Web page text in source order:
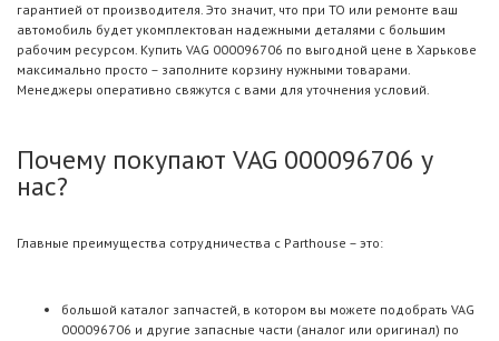
гарантией от производителя. Это значит, что при ТО или ремонте ваш
автомобиль будет укомплектован надежными деталями с большим
рабочим ресурсом. Купить VAG 000096706 по выгодной цене в Харькове
максимально просто – заполните корзину нужными товарами.
Менеджеры оперативно свяжутся с вами для уточнения условий.
Почему покупают VAG 000096706 у
нас?
Главные преимущества сотрудничества с Parthouse – это:
большой каталог запчастей, в котором вы можете подобрать VAG
000096706 и другие запасные части (аналог или оригинал) по